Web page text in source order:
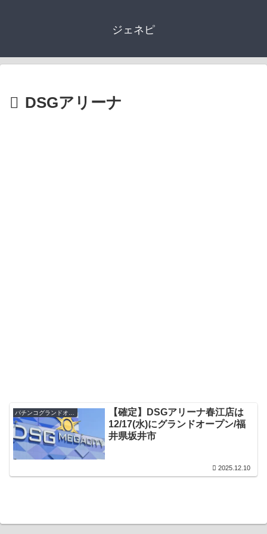
ジェネピ
DSGアリーナ
【確定】DSGアリーナ春江店は
12/17(水)にグランドオープン/福
井県坂井市
2025.12.10